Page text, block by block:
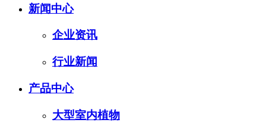
新闻中心
企业资讯
行业新闻
产品中心
大型室内植物